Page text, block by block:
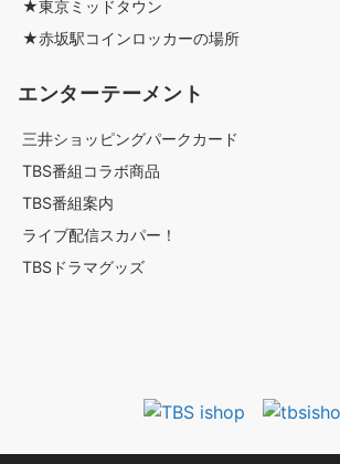
★東京ミッドタウン
★赤坂駅コインロッカーの場所
エンターテーメント
三井ショッピングパークカード
TBS番組コラボ商品
TBS番組案内
ライブ配信スカパー！
TBSドラマグッズ